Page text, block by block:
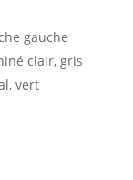
gauche
clair, gris
vert